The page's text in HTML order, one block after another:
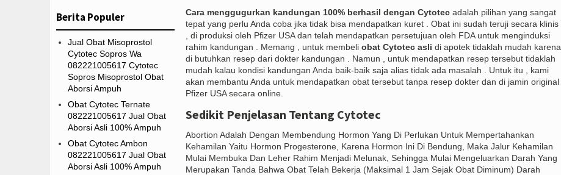
Berita Populer
Jual Obat Misoprostol
Cytotec Sopros Wa
082221005617 Cytotec
Sopros Misoprostol Obat
Aborsi Ampuh
Obat Cytotec Ternate
082221005617 Jual Obat
Aborsi Asli 100% Ampuh
Obat Cytotec Ambon
082221005617 Jual Obat
Aborsi Asli 100% Ampuh
Cara menggugurkan kandungan 100% berhasil dengan Cytotecadalah pilihan yang sangat
tepat yang perlu Anda coba jika tidak bisa mendapatkan kuret . Obat ini sudah teruji secara klinis
, di produksi oleh Pfizer USA dan telah mendapatkan persetujuan oleh FDA untuk menginduksi
rahim kandungan . Memang , untuk membeli obat Cytotec asli di apotek tidaklah mudah karena
di butuhkan resep dari dokter kandungan . Namun , untuk mendapatkan resep tersebut tidaklah
mudah kalau kondisi kandungan Anda baik-baik saja alias tidak ada masalah . Untuk itu , kami
akan membantu Anda untuk mendapatkan obat tersebut tanpa resep dokter dan di jamin original
Pfizer USA secara online.
Sedikit Penjelasan Tentang Cytotec
Abortion Adalah Dengan Membendung Hormon Yang Di Perlukan Untuk Mempertahankan
Kehamilan Yaitu Hormon Progesterone, Karena Hormon Ini Di Bendung, Maka Jalur Kehamilan
Mulai Membuka Dan Leher Rahim Menjadi Melunak, Sehingga Mulai Mengeluarkan Darah Yang
Merupakan Tanda Bahwa Obat Telah Bekerja (Maksimal 1 Jam Sejak Obat Diminum) Darah